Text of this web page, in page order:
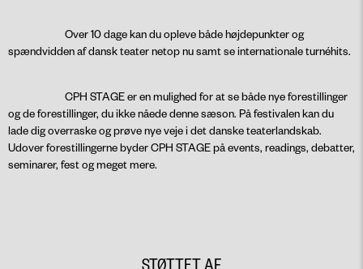
Over 10 dage kan du opleve både højdepunkter og
spændvidden af dansk teater netop nu samt se internationale turnéhits.
CPH STAGE er en mulighed for at se både nye forestillinger
og de forestillinger, du ikke nåede denne sæson. På festivalen kan du
lade dig overraske og prøve nye veje i det danske teaterlandskab.
Udover forestillingerne byder CPH STAGE på events, readings, debatter,
seminarer, fest og meget mere.
STØTTET AF